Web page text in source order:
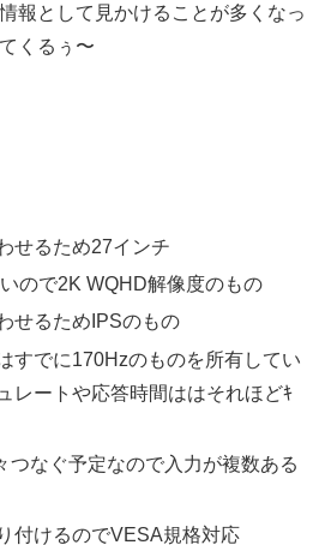
報として見かけることが多くなっ
くるぅ〜
せるため27インチ
ので2K WQHD解像度のもの
せるためIPSのもの
すでに170Hzのものを所有してい
レートや応答時間ははそれほどｷ
つなぐ予定なので入力が複数ある
付けるのでVESA規格対応